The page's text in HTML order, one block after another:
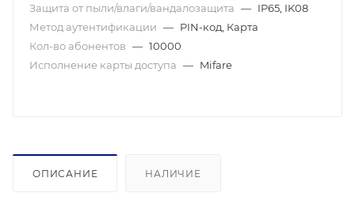
Защита от пыли/влаги/вандалозащита — IP65, IK08
Метод аутентификации — PIN-код, Карта
Кол-во абонентов — 10000
Исполнение карты доступа — Mifare
ОПИСАНИЕ НАЛИЧИЕ